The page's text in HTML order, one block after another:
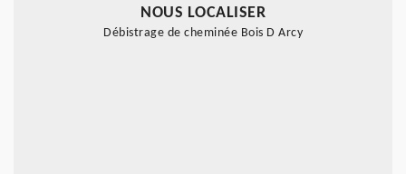
NOUS LOCALISER
Débistrage de cheminée Bois D Arcy